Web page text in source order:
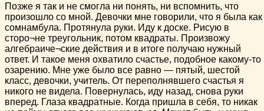
Позже я так и не смогла ни понять, ни вспомнить, что
произошло со мной. Девочки мне говорили, что я была как
сомнамбула. Протянула руки. Иду к доске. Рисую в
сторо¬не треугольник, потом квадраты. Произвожу
алгебраиче¬ские действия и в итоге получаю нужный
ответ. И такое меня охватило счастье, подобное какому-то
озарению. Мне уже было все равно — пятый, шестой
класс, девочки, учитель. От переполнявшего счастья я
никого не видела. Повернулась, иду назад, снова руки
вперед. Глаза квадратные. Когда пришла в себя, то никак